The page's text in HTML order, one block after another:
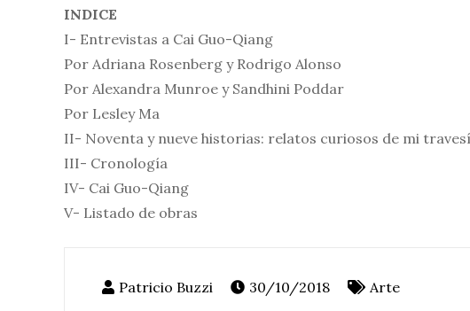
INDICE
I- Entrevistas a Cai Guo-Qiang
Por Adriana Rosenberg y Rodrigo Alonso
Por Alexandra Munroe y Sandhini Poddar
Por Lesley Ma
II- Noventa y nueve historias: relatos curiosos de mi
III- Cronología
IV- Cai Guo-Qiang
V- Listado de obras
30/10/2018 Arte